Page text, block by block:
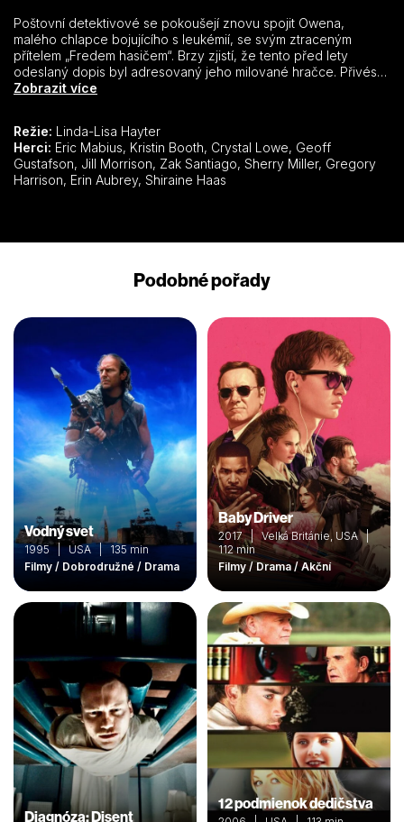
Poštovní detektivové se pokoušejí znovu spojit Owena,
malého chlapce bojujícího s leukémií, se svým ztraceným
přítelem „Fredem hasičem“. Brzy zjistí, že tento před lety
odeslaný dopis byl adresovaný jeho milované hračce. Přivést
Freda domů k nyní dospívajícímu Owenovi se stává důležitější
musí naučit důvěřovat a vyřešit problémy spojené s jeho
mládím a matčiným opuštěním rodiny. Zatímco novomanželé
Norman a Rita musí čelit realitě a zvažovat možnosti o adopci
dítěte.
Zobrazit více
Režie: Linda-Lisa Hayter
Herci:
Gustafson, Jill Morrison, Zak Santiago, Sherry Miller, Gregory
Harrison, Erin Aubrey, Shiraine Haas
Podobné pořady
Vodný svet
1995 | USA | 135 min
Filmy / Dobrodružné / Drama
Baby Driver
2017 | Velká Británie, USA |
112 min
Filmy / Drama / Akční
Diagnóza: Disent
12 podmienok dedičstva